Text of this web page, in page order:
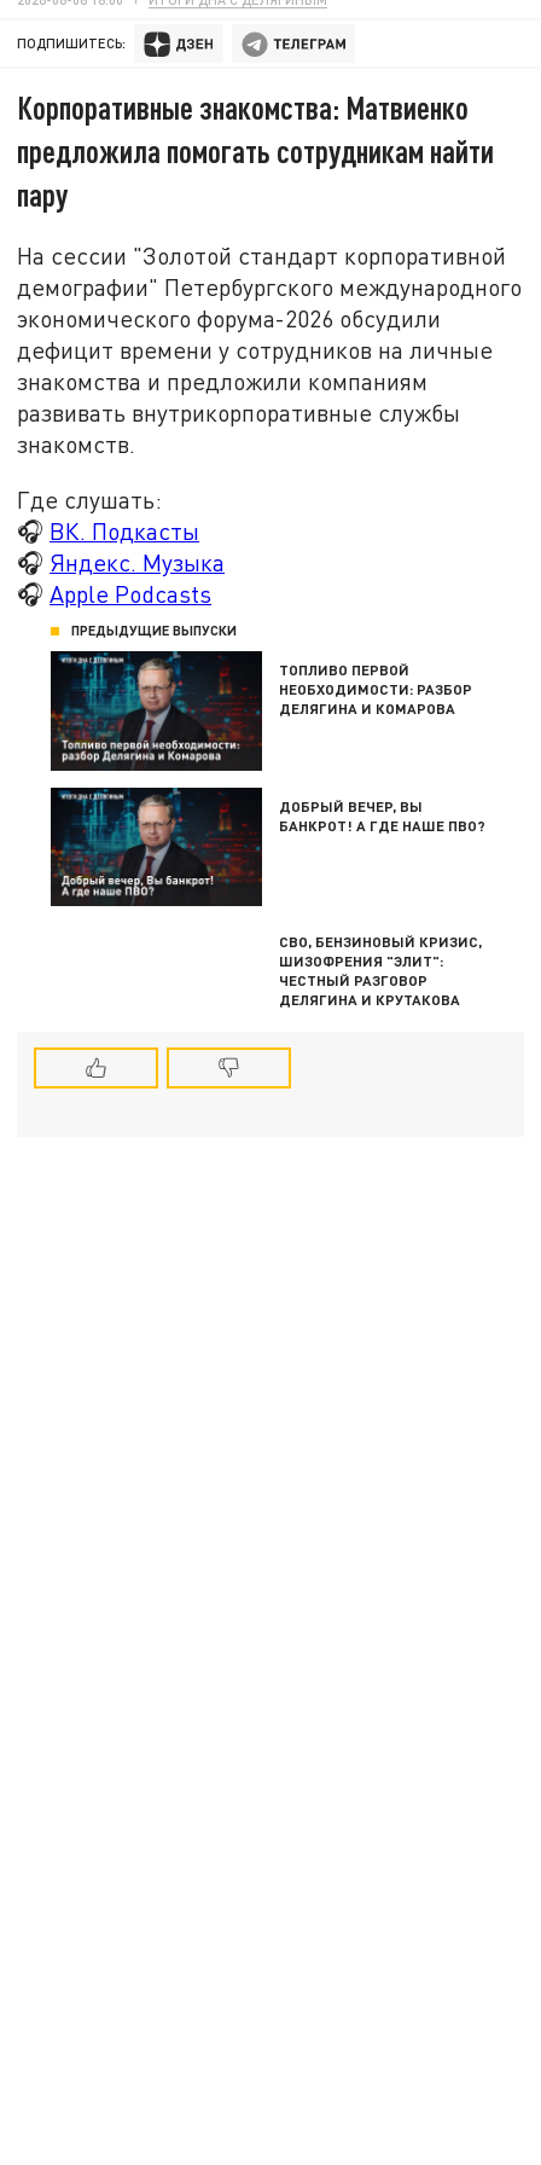
ПОДПИШИТЕСЬ:
Корпоративные знакомства: Матвиенко
предложила помогать сотрудникам найти
пару
На сессии "Золотой стандарт корпоративной
демографии" Петербургского международного
экономического форума-2026 обсудили
дефицит времени у сотрудников на личные
знакомства и предложили компаниям
развивать внутрикорпоративные службы
знакомств.
Где слушать:
🎧 ВК. Подкасты
🎧 Яндекс. Музыка
🎧 Apple Podcasts
ПРЕДЫДУЩИЕ ВЫПУСКИ
ТОПЛИВО ПЕРВОЙ
НЕОБХОДИМОСТИ: РАЗБОР
ДЕЛЯГИНА И КОМАРОВА
ДОБРЫЙ ВЕЧЕР, ВЫ
БАНКРОТ! А ГДЕ НАШЕ ПВО?
СВО, БЕНЗИНОВЫЙ КРИЗИС,
ШИЗОФРЕНИЯ "ЭЛИТ":
ЧЕСТНЫЙ РАЗГОВОР
ДЕЛЯГИНА И КРУТАКОВА